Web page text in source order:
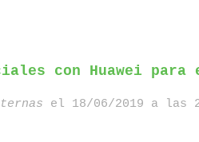
con Huawei
el 18/06/2019 a las